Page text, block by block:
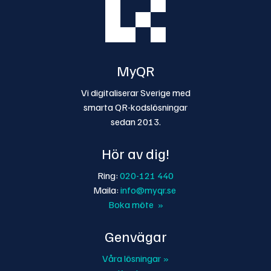
MyQR
Vi digitaliserar Sverige med
smarta QR-kodslösningar
sedan 2013.
Hör av dig!
Ring: 020-121 440
Maila: info@myqr.se
Boka möte »
Genvägar
Våra lösningar »